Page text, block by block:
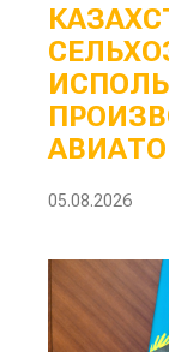
05.08.2026